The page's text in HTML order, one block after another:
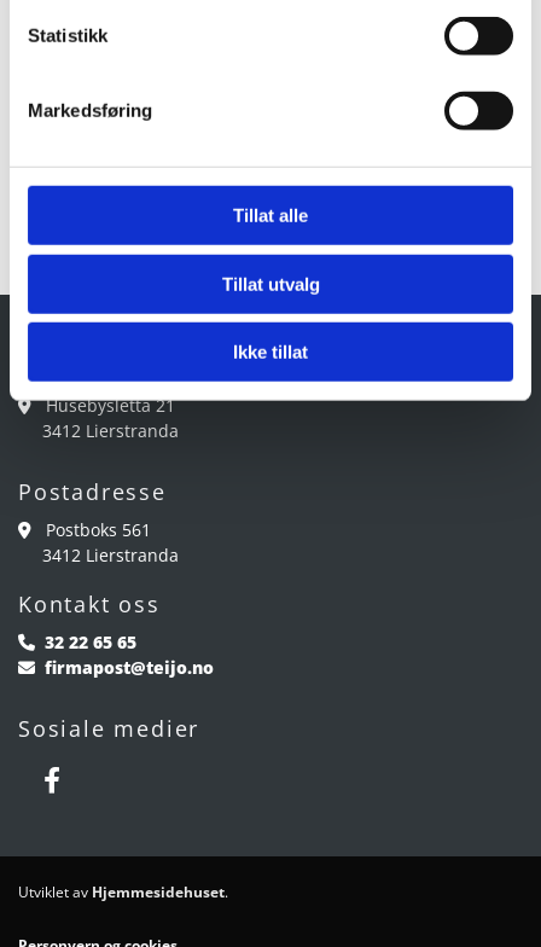
Statistikk
Markedsføring
Tillat alle
Tillat utvalg
Ikke tillat
Husebysletta 21
3412 Lierstranda
Postadresse

Postboks 561
3412 Lierstranda
Kontakt oss
 32 22 65 65
 firmapost@teijo.no
Sosiale medier
Utviklet av Hjemmesidehuset.